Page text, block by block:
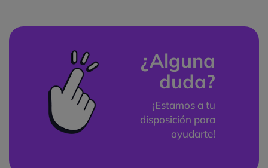
¿Alguna
duda?
¡Estamos a tu
disposición para
ayudarte!